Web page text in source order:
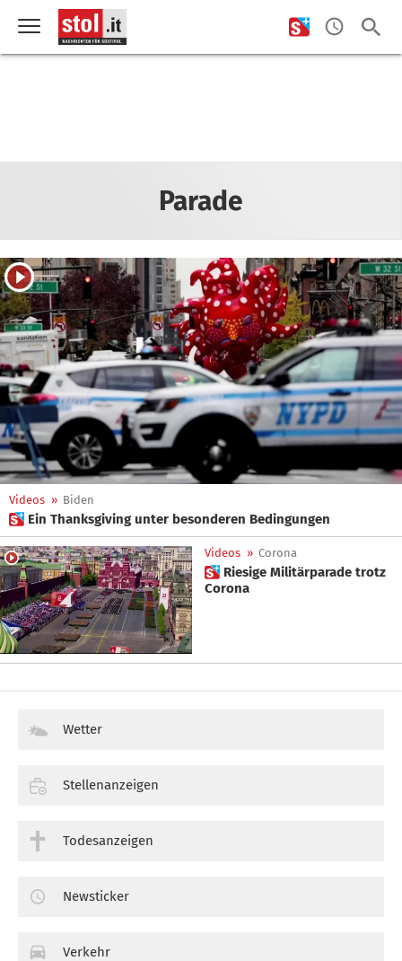
Parade
Videos » Biden
 Ein Thanksgiving unter besonderen Bedingungen
Videos » Corona
 Riesige Militärparade trotz
Corona
Wetter
Stellenanzeigen
Todesanzeigen
Newsticker
Verkehr